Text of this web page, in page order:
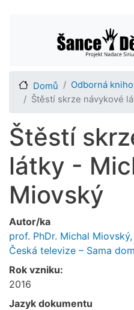
Main
Domů
Odborná
Štěstí skrze návykové
Štěstí
látky -
Miovský
Autor/ka
prof. PhDr. Michal Miovský,
Česká televize – Sama
Rok vzniku:
2016
Jazyk dokumentu